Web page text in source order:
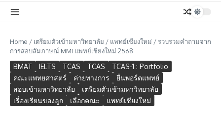
Home / เตรียมตัวเข้ามหาวิทยาลัย / แพทย์เชียงใหม่ /รวบรวมคำถามจาก
การสอบสัมภาษณ์ MMI แพทย์เชียงใหม่ 2568
BMAT IELTS TCAS TCAS
TCAS-1 : Portfolio
คณะแพทยศาสตร์
ค่ายทางการ
ยื่นพอร์ตแพทย์
สอบเข้ามหาวิทยาลัย
เตรียมตัวเข้ามหาวิทยาลัย
เรื่องเรียนของลูก
เลือกคณะ แพทย์เชียงใหม่